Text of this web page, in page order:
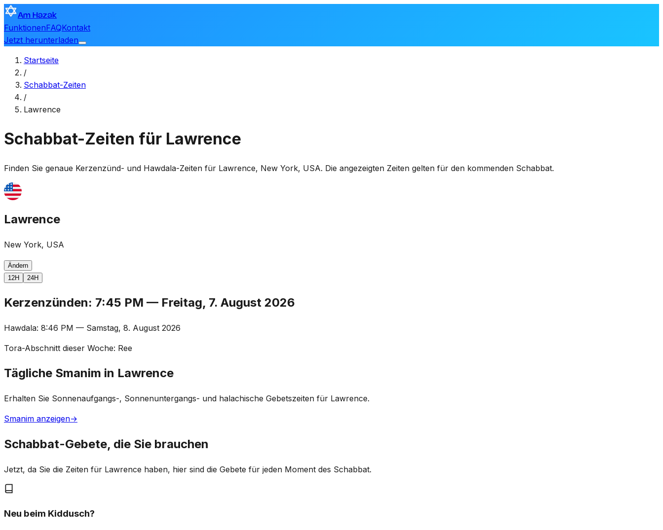
Am Hazak
FunktionenFAQKontakt
Jetzt herunterladen
Startseite
/
Schabbat-Zeiten
/
Lawrence
Schabbat-Zeiten für Lawrence
Finden Sie genaue Kerzenzünd- und Hawdala-Zeiten für Lawrence, New York, USA. Die angezeigten Zeiten gelten für den kommenden Schabbat.
Lawrence
New York, USA
Ändern
12H
24H
Kerzenzünden: 7:45 PM — Freitag, 7. August 2026
Hawdala: 8:46 PM — Samstag, 8. August 2026
Tora-Abschnitt dieser Woche: Ree
Tägliche Smanim in Lawrence
Erhalten Sie Sonnenaufgangs-, Sonnenuntergangs- und halachische Gebetszeiten für Lawrence.
Smanim anzeigen→
Schabbat-Gebete, die Sie brauchen
Jetzt, da Sie die Zeiten für Lawrence haben, hier sind die Gebete für jeden Moment des Schabbat.
Neu beim Kiddusch?